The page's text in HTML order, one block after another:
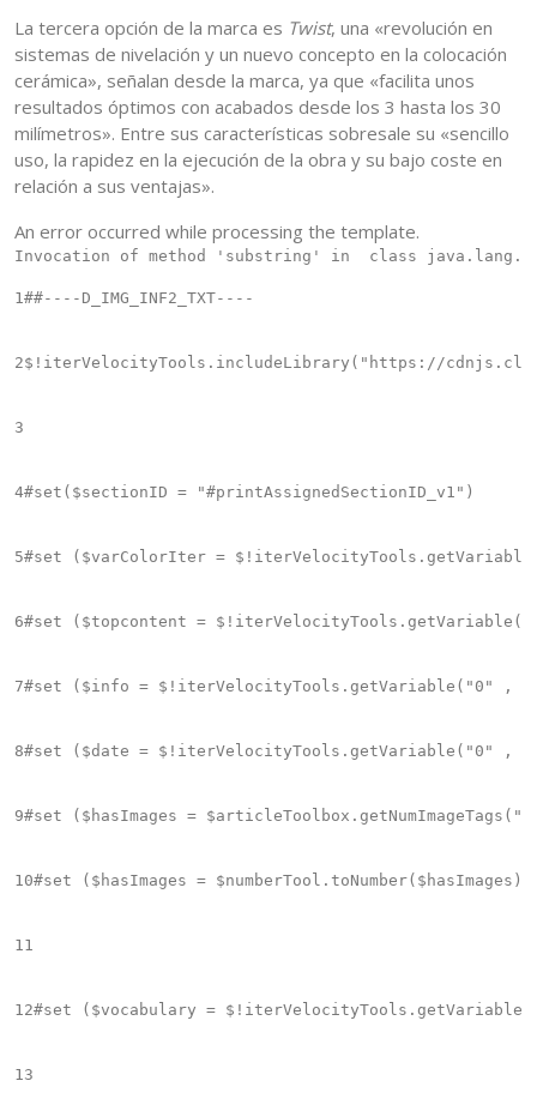
La tercera opción de la marca es Twist, una «revolución en
sistemas de nivelación y un nuevo concepto en la colocación
cerámica», señalan desde la marca, ya que «facilita unos
resultados óptimos con acabados desde los 3 hasta los 30
milímetros». Entre sus características sobresale su «sencillo
uso, la rapidez en la ejecución de la obra y su bajo coste en
relación a sus ventajas».
An error occurred while processing the template.
Invocation of method 'substring' in  class
1##----D_IMG_INF2_TXT----
2$!iterVelocityTools.includeLibrary("https://
3
4#set($sectionID = "#printAssignedSectionID_v1")
5#set ($varColorIter =
6#set ($topcontent =
7#set ($info = $!iterVelocityTools.getVariable("0" ,
8#set ($date = $!iterVelocityTools.getVariable("0" ,
9#set ($hasImages =
10#set ($hasImages =
11
12#set ($vocabulary =
13